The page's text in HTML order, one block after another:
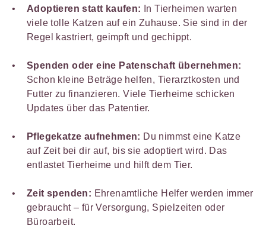
Adoptieren statt kaufen: In Tierheimen warten
viele tolle Katzen auf ein Zuhause. Sie sind in der
Regel kastriert, geimpft und gechippt.
Spenden oder eine Patenschaft übernehmen:
Schon kleine Beträge helfen, Tierarztkosten und
Futter zu finanzieren. Viele Tierheime schicken
Updates über das Patentier.
Pflegekatze aufnehmen: Du nimmst eine Katze
auf Zeit bei dir auf, bis sie adoptiert wird. Das
entlastet Tierheime und hilft dem Tier.
Zeit spenden: Ehrenamtliche Helfer werden immer
gebraucht – für Versorgung, Spielzeiten oder
Büroarbeit.